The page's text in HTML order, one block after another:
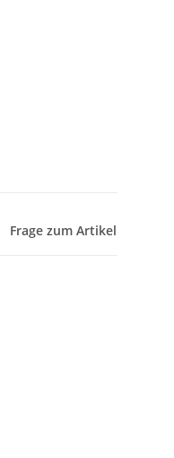
Frage zum Artikel